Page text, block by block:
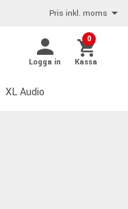
Pris inkl. moms
Logga in
0
Kassa
XL Audio